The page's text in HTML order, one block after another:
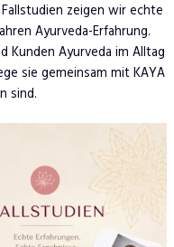
zeigen wir echte
Ayurveda-Erfahrung.
Kunden Ayurveda im Alltag
sie gemeinsam mit KAYA
sind.